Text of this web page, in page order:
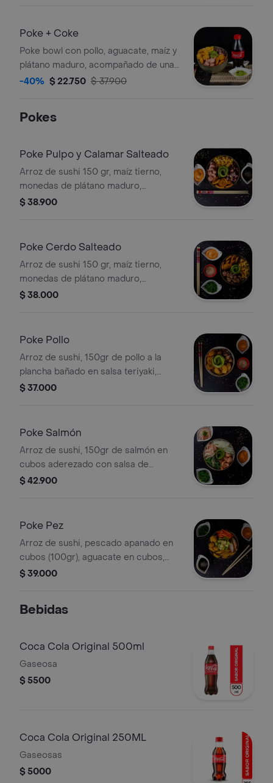
Poke + Coke
Poke bowl con pollo, aguacate, maíz y
plátano maduro, acompañado de una
Coca-Cola.
-40% $ 22.750 $ 37.900
Pokes
Poke Pulpo y Calamar Salteado
Arroz de sushi 150 gr, maíz tierno,
monedas de plátano maduro,
aguacate, pulpo y calamar salteado.
$ 38.900
Poke Cerdo Salteado
Arroz de sushi 150 gr, maíz tierno,
monedas de plátano maduro,
aguacate y proteína de cerdo
$ 38.000
Poke Pollo
Arroz de sushi, 150gr de pollo a la
plancha bañado en salsa teriyaki,
aguacate en cubos, monedas de
$ 37.000
Poke Salmón
Arroz de sushi, 150gr de salmón en
cubos aderezado con salsa de
pimentón, aguacate, pepino en
$ 42.900
Poke Pez
Arroz de sushi, pescado apanado en
cubos (100gr), aguacate en cubos,
zanahoria en julianas, palmito tempura
$ 39.000
Bebidas
Coca Cola Original 500ml
Gaseosa
$ 5500
Coca Cola Original 250ML
Gaseosas
$ 5000